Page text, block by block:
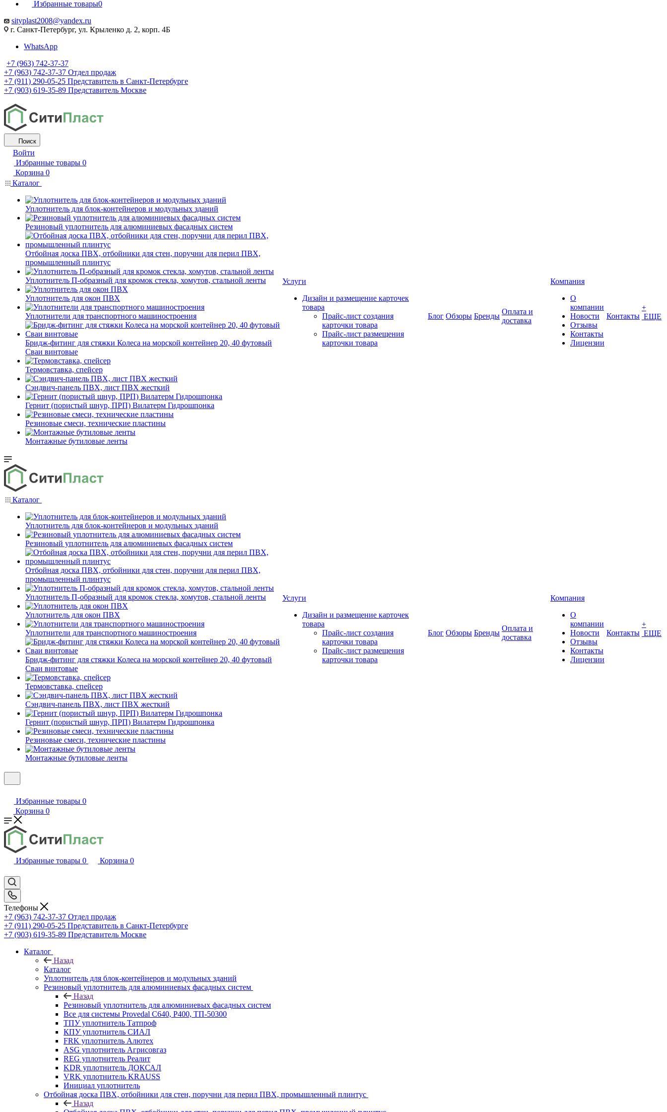
Избранные товары0
sityplast2008@yandex.ru
г. Санкт-Петербург, ул. Крыленко д. 2, корп. 4Б
WhatsApp
+7 (963) 742-37-37
+7 (963) 742-37-37 Отдел продаж
+7 (911) 290-05-25 Представитель в Санкт-Петербурге
+7 (903) 619-35-89 Представитель Москве
Поиск
Войти
Избранные товары 0
Корзина 0
Каталог
Уплотнитель для блок-контейнеров и модульных зданий
Резиновый уплотнитель для алюминиевых фасадных систем
Отбойная доска ПВХ, отбойники для стен, поручни для перил ПВХ,
промышленный плинтус
Уплотнитель П-образный для кромок стекла, хомутов, стальной ленты
Уплотнитель для окон ПВХ
Уплотнители для транспортного машиностроения
Бридж-фитинг для стяжки Колеса на морской контейнер 20, 40 футовый
Сваи винтовые
Термовставка, спейсер
Сэндвич-панель ПВХ, лист ПВХ жесткий
Гернит (пористый шнур, ПРП) Вилатерм Гидрошпонка
Резиновые смеси, технические пластины
Монтажные бутиловые ленты
Услуги
Дизайн и размещение карточек
товара
Прайс-лист создания
карточки товара
Прайс-лист размещения
карточки товара
Блог Обзоры Бренды
Оплата и
доставка
Компания
О
компании
Новости
Отзывы
Контакты
Лицензии
Контакты
+
ЕЩЕ
Каталог
Уплотнитель для блок-контейнеров и модульных зданий
Резиновый уплотнитель для алюминиевых фасадных систем
Отбойная доска ПВХ, отбойники для стен, поручни для перил ПВХ,
промышленный плинтус
Уплотнитель П-образный для кромок стекла, хомутов, стальной ленты
Уплотнитель для окон ПВХ
Уплотнители для транспортного машиностроения
Бридж-фитинг для стяжки Колеса на морской контейнер 20, 40 футовый
Сваи винтовые
Термовставка, спейсер
Сэндвич-панель ПВХ, лист ПВХ жесткий
Гернит (пористый шнур, ПРП) Вилатерм Гидрошпонка
Резиновые смеси, технические пластины
Монтажные бутиловые ленты
Услуги
Дизайн и размещение карточек
товара
Прайс-лист создания
карточки товара
Прайс-лист размещения
карточки товара
Блог Обзоры Бренды
Оплата и
доставка
Компания
О
компании
Новости
Отзывы
Контакты
Лицензии
Контакты
+
ЕЩЕ
Избранные товары 0
Корзина 0
Избранные товары 0 Корзина 0
Телефоны
+7 (963) 742-37-37 Отдел продаж
+7 (911) 290-05-25 Представитель в Санкт-Петербурге
+7 (903) 619-35-89 Представитель Москве
Каталог
Назад
Каталог
Уплотнитель для блок-контейнеров и модульных зданий
Резиновый уплотнитель для алюминиевых фасадных систем
Назад
Резиновый уплотнитель для алюминиевых фасадных систем
Все для системы Provedal С640, Р400, ТП-50300
ТПУ уплотнитель Татпроф
КПУ уплотнитель СИАЛ
FRK уплотнитель Алютех
ASG уплотнитель Агрисовгаз
REG уплотнитель Реалит
KDR уплотнитель ДОКСАЛ
VRK уплотнитель KRAUSS
Инициал уплотнитель
Отбойная доска ПВХ, отбойники для стен, поручни для перил ПВХ, промышленный плинтус
Назад